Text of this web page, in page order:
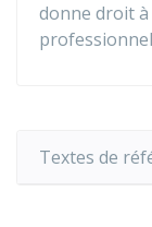
donne droit
Textes de